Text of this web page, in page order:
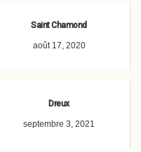
Saint Chamond
août 17, 2020
Dreux
septembre 3, 2021